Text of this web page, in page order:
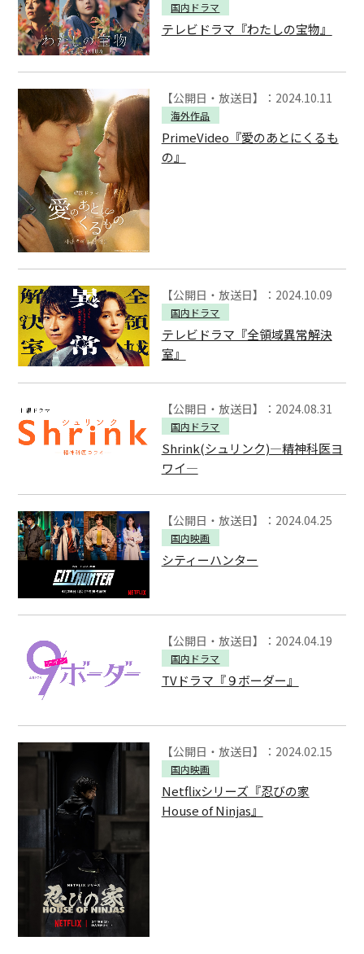
国内ドラマ
テレビドラマ『わたしの宝物』
【公開日・放送日】：2024.10.11
海外作品
PrimeVideo『愛のあとにくるも
の』
【公開日・放送日】：2024.10.09
国内ドラマ
テレビドラマ『全領域異常解決
室』
【公開日・放送日】：2024.08.31
国内ドラマ
Shrink(シュリンク)―精神科医ヨ
ワイ―
【公開日・放送日】：2024.04.25
国内映画
シティーハンター
【公開日・放送日】：2024.04.19
国内ドラマ
TVドラマ『９ボーダー』
【公開日・放送日】：2024.02.15
国内映画
Netflixシリーズ『忍びの家
House of Ninjas』